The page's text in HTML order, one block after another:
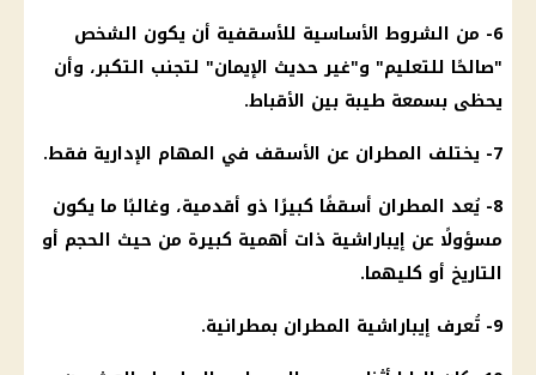
6- من الشروط الأساسية للأسقفية أن يكون الشخص
"صالحًا للتعليم" و"غير حديث الإيمان" لتجنب التكبر، وأن
يحظى بسمعة طيبة بين الأقباط.
7- يختلف المطران عن الأسقف في المهام الإدارية فقط.
8- يُعد المطران أسقفًا كبيرًا ذو أقدمية، وغالبًا ما يكون
مسؤولًا عن إيباراشية ذات أهمية كبيرة من حيث الحجم أو
التاريخ أو كليهما.
9- تُعرف إيباراشية المطران بمطرانية.